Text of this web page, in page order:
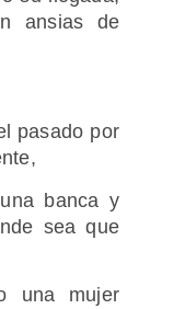
ansias de
pasado por
banca y
sea que
una mujer